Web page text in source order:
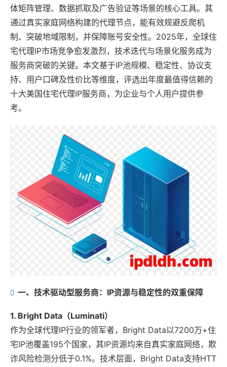
体矩阵管理、数据抓取及广告验证等场景的核心工具。其
通过真实家庭网络构建的代理节点，能有效规避反爬机
制、突破地域限制，并保障账号安全性。2025年，全球住
宅代理IP市场竞争愈发激烈，技术迭代与场景化服务成为
服务商突破的关键。本文基于IP池规模、稳定性、协议支
持、用户口碑及性价比等维度，评选出年度最值得信赖的
十大美国住宅代理IP服务商，为企业与个人用户提供参
考。
一、技术驱动型服务商：IP资源与稳定性的双重保障
1. Bright Data（Luminati）
作为全球代理IP行业的领军者，Bright Data以7200万+住
宅IP池覆盖195个国家，其IP资源均来自真实家庭网络，欺
诈风险检测分低于0.1%。技术层面，Bright Data支持HTT